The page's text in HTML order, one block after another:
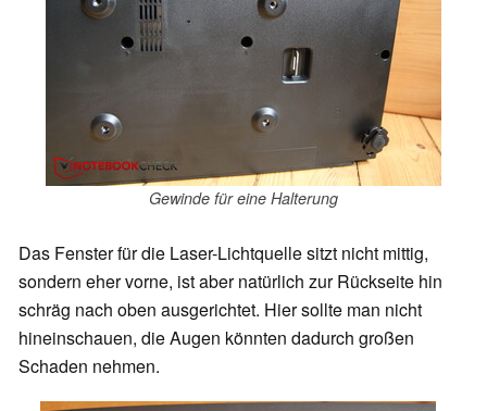
Gewinde für eine Halterung
Das Fenster für die Laser-Lichtquelle sitzt nicht mittig,
sondern eher vorne, ist aber natürlich zur Rückseite hin
schräg nach oben ausgerichtet. Hier sollte man nicht
hineinschauen, die Augen könnten dadurch großen
Schaden nehmen.